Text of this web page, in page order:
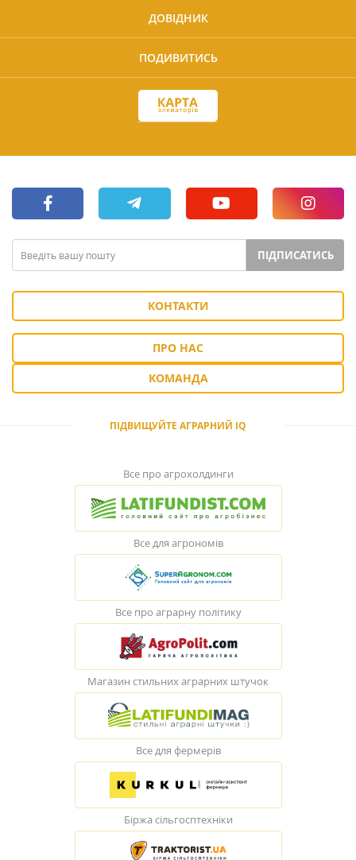
ДОВІДНИК
ПОДИВИТИСЬ
ПІДПИСАТИСЬ
КОНТАКТИ
ПРО НАС
КОМАНДА
ПІДВИЩУЙТЕ АГРАРНИЙ IQ
Все про агрохолдинги
Все для агрономів
Все про аграрну політику
Магазин стильних аграрних штучок
Все для фермерів
Біржа сільгосптехніки